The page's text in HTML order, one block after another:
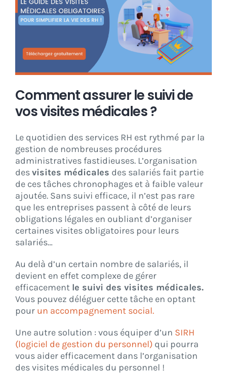
Comment assurer le suivi de
vos visites médicales ?
Le quotidien des services RH est rythmé par la
gestion de nombreuses procédures
administratives fastidieuses. L’organisation
desvisites médicales des salariés fait partie
de ces tâches chronophages et à faible valeur
ajoutée. Sans suivi efficace, il n’est pas rare
que les entreprises passent à côté de leurs
obligations légales en oubliant d’organiser
certaines visites obligatoires pour leurs
salariés…
Au delà d’un certain nombre de salariés, il
devient en effet complexe de gérer
efficacement le suivi des visites médicales.
Vous pouvez déléguer cette tâche en optant
pour un accompagnement social.
Une autre solution : vous équiper d’un SIRH
(logiciel de gestion du personnel) qui pourra
vous aider efficacement dans l’organisation
des visites médicales du personnel !